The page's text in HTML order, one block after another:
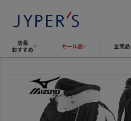
店長
おすすめ
セール品 全商品